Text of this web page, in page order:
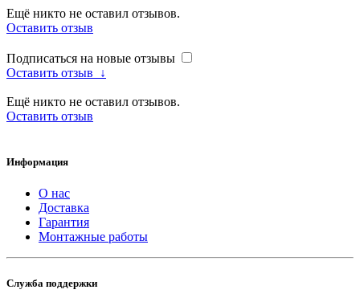
Ещё никто не оставил отзывов.
Оставить отзыв
Подписаться на новые отзывы
Оставить отзыв
↓
Ещё никто не оставил отзывов.
Оставить отзыв
Информация
О нас
Доставка
Гарантия
Монтажные работы
Служба поддержки